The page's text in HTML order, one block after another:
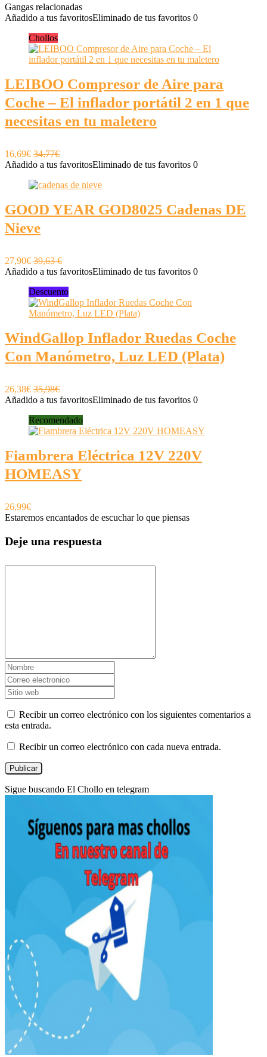
Gangas relacionadas
Añadido a tus favoritosEliminado de tus favoritos 0
Chollos
LEIBOO Compresor de Aire para
Coche – El inflador portátil 2 en 1 que
necesitas en tu maletero
16,69€ 34,77€
Añadido a tus favoritosEliminado de tus favoritos 0
GOOD YEAR GOD8025 Cadenas DE
Nieve
27,90€ 39,63 €
Añadido a tus favoritosEliminado de tus favoritos 0
Descuento
WindGallop Inflador Ruedas Coche
Con Manómetro, Luz LED (Plata)
26,38€ 35,98€
Añadido a tus favoritosEliminado de tus favoritos 0
Recomendado
Fiambrera Eléctrica 12V 220V
HOMEASY
26,99€
Estaremos encantados de escuchar lo que piensas
Deje una respuesta
Recibir un correo electrónico con los siguientes comentarios a
esta entrada.
Recibir un correo electrónico con cada nueva entrada.
Sigue buscando El Chollo en telegram